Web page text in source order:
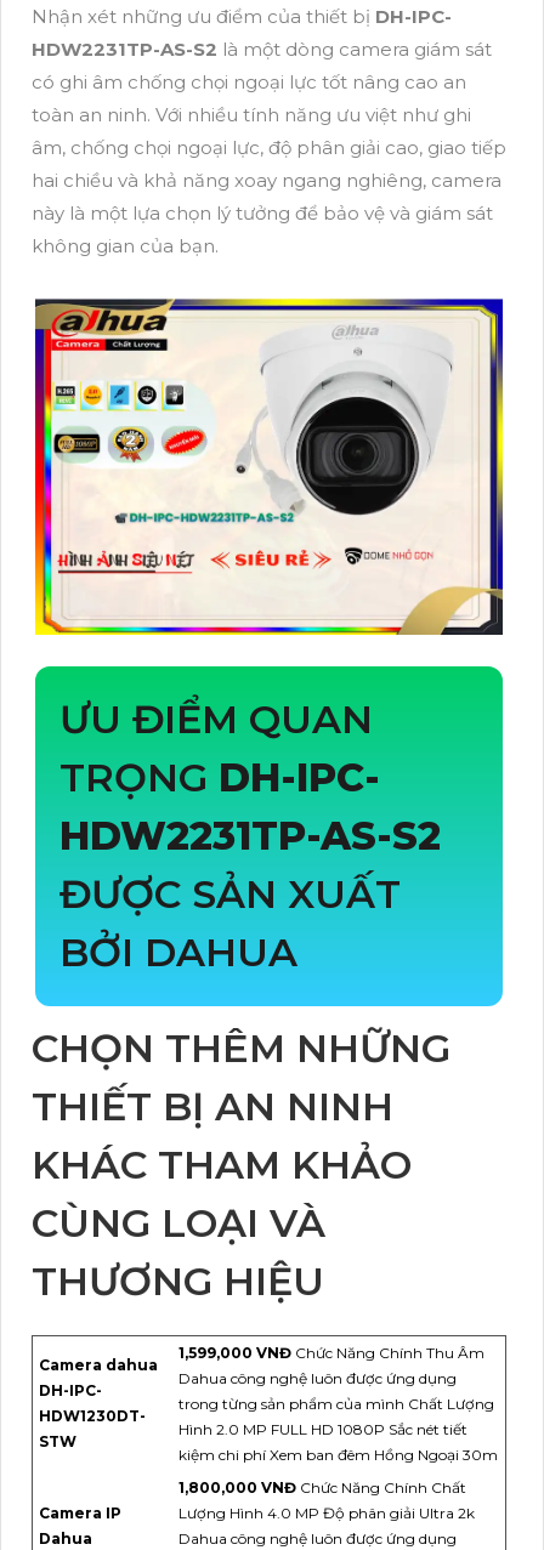
Nhận xét những ưu điểm của thiết bị DH-IPC-
HDW2231TP-AS-S2 là một dòng camera giám sát
có ghi âm chống chọi ngoại lực tốt nâng cao an
toàn an ninh. Với nhiều tính năng ưu việt như ghi
âm, chống chọi ngoại lực, độ phân giải cao, giao tiếp
hai chiều và khả năng xoay ngang nghiêng, camera
này là một lựa chọn lý tưởng để bảo vệ và giám sát
không gian của bạn.
ƯU ĐIỂM QUAN
TRỌNG DH-IPC-
HDW2231TP-AS-S2
ĐƯỢC SẢN XUẤT
BỞI DAHUA
CHỌN THÊM NHỮNG
THIẾT BỊ AN NINH
KHÁC THAM KHẢO
CÙNG LOẠI VÀ
THƯƠNG HIỆU
Camera dahua
DH-IPC-
HDW1230DT-
STW
1,599,000 VNĐ Chức Năng Chính Thu Âm
Dahua công nghệ luôn được ứng dụng
trong từng sản phẩm của mình Chất Lượng
Hình 2.0 MP FULL HD 1080P Sắc nét tiết
kiệm chi phí Xem ban đêm Hồng Ngoại 30m
Camera IP
Dahua
1,800,000 VNĐ Chức Năng Chính Chất
Lượng Hình 4.0 MP Độ phân giải Ultra 2k
Dahua công nghệ luôn được ứng dụng